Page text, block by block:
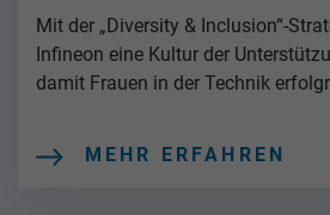
Mit der „Diversity & Inclusion“-
Infineon eine Kultur der
damit Frauen in der Technik
MEHR ERFAHREN